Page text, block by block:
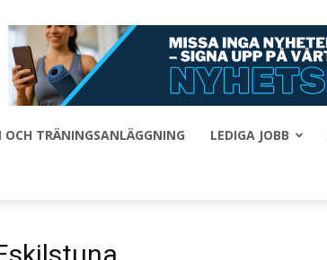
TRÄNINGSANLÄGGNING LEDIGA JOBB